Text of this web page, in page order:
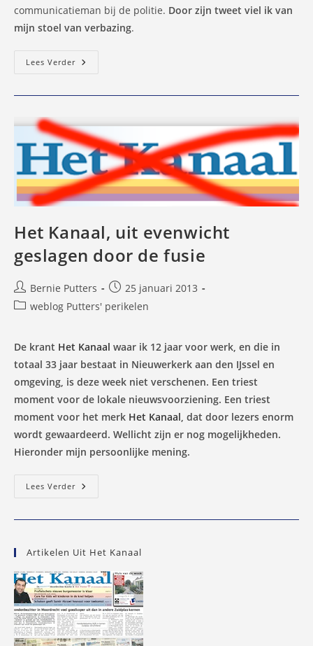
communicatieman bij de politie. Door zijn tweet viel ik van
mijn stoel van verbazing.
Lees VerderLeren
Het Kanaal, uit evenwicht
geslagen door de fusie
Bericht
auteur:
Bernie Putters
Bericht
gepubliceerd
25 januari 2013
Berichtcategorie:
weblog Putters' perikelen
De krant Het Kanaal waar ik 12 jaar voor werk, en die in
totaal 33 jaar bestaat in Nieuwerkerk aan den IJssel en
omgeving, is deze week niet verschenen. Een triest
moment voor de lokale nieuwsvoorziening. Een triest
moment voor het merk Het Kanaal , dat door lezers enorm
wordt gewaardeerd. Wellicht zijn er nog mogelijkheden.
Hieronder mijn persoonlijke mening.
Lees VerderHet
Fusie
Artikelen Uit Het Kanaal